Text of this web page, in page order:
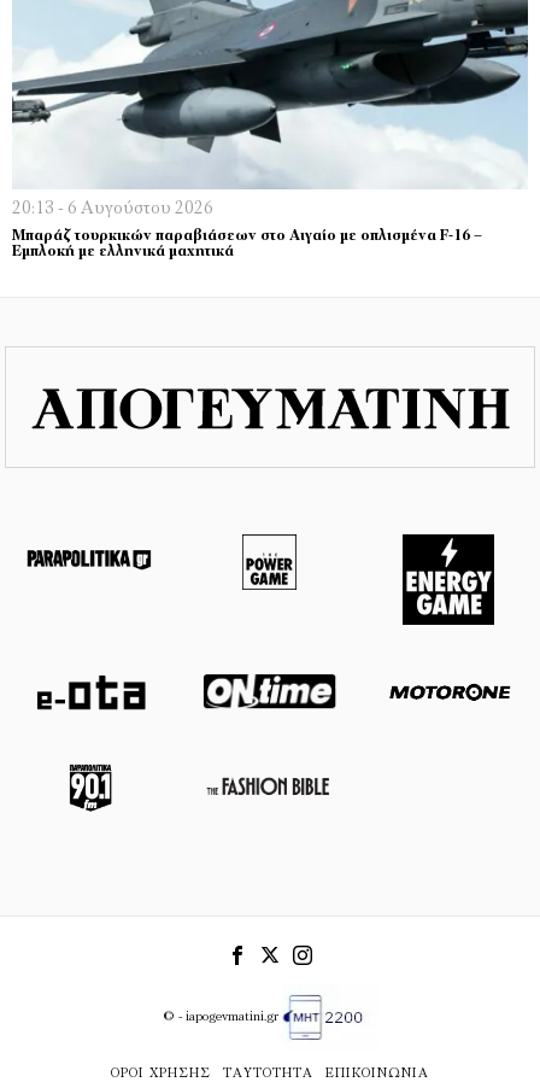
20:13 - 6 Αυγούστου 2026
Μπαράζ τουρκικών παραβιάσεων στο Αιγαίο με οπλισμένα F-16 –
Εμπλοκή με ελληνικά μαχητικά
© - iapogevmatini.gr
ΌΡΟΙ ΧΡΉΣΗΣ ΤΑΥΤΌΤΗΤΑ ΕΠΙΚΟΙΝΩΝΊΑ